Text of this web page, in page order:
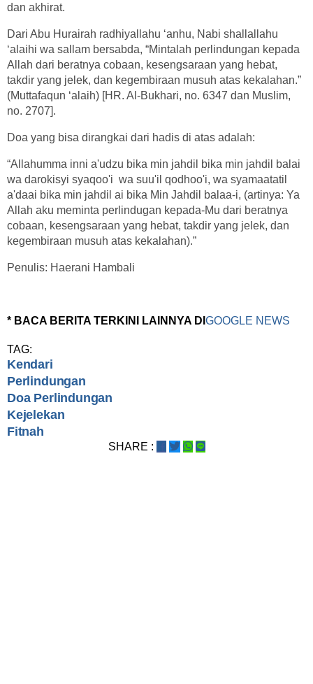
dan akhirat.
Dari Abu Hurairah radhiyallahu ‘anhu, Nabi shallallahu
‘alaihi wa sallam bersabda, “Mintalah perlindungan kepada
Allah dari beratnya cobaan, kesengsaraan yang hebat,
takdir yang jelek, dan kegembiraan musuh atas kekalahan.”
(Muttafaqun ‘alaih) [HR. Al-Bukhari, no. 6347 dan Muslim,
no. 2707].
Doa yang bisa dirangkai dari hadis di atas adalah:
“Allahumma inni a'udzu bika min jahdil bika min jahdil balai
wa darokisyi syaqoo'i wa suu'il qodhoo'i, wa syamaatatil
a'daai bika min jahdil ai bika Min Jahdil balaa-i, (artinya: Ya
Allah aku meminta perlindugan kepada-Mu dari beratnya
cobaan, kesengsaraan yang hebat, takdir yang jelek, dan
kegembiraan musuh atas kekalahan).”
Penulis: Haerani Hambali
* BACA BERITA TERKINI LAINNYA DI GOOGLE NEWS
TAG:
Kendari
Perlindungan
Doa Perlindungan
Kejelekan
Fitnah
SHARE :